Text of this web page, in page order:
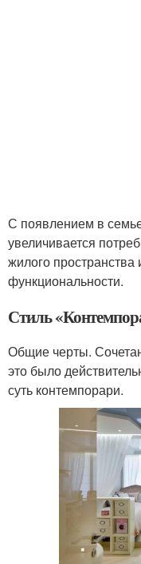
С появлением в
увеличивается
жилого пространства
функциональности.
Стиль
Общие черты.
это было
суть контемпорари.